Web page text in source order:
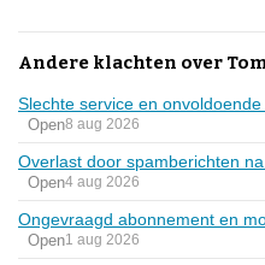
Andere klachten over
Slechte service en
Open8 aug 2026
Overlast door spamberichten
Open4 aug 2026
Ongevraagd abonnement en
Open1 aug 2026